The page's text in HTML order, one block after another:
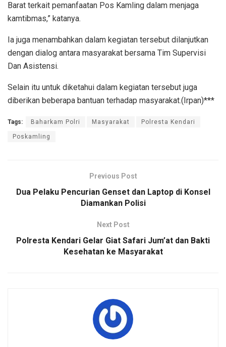
Barat terkait pemanfaatan Pos Kamling dalam menjaga
kamtibmas,” katanya.
Ia juga menambahkan dalam kegiatan tersebut dilanjutkan
dengan dialog antara masyarakat bersama Tim Supervisi
Dan Asistensi.
Selain itu untuk diketahui dalam kegiatan tersebut juga
diberikan beberapa bantuan terhadap masyarakat.(Irpan)***
Tags: Baharkam Polri Masyarakat Polresta Kendari
Poskamling
Previous Post
Dua Pelaku Pencurian Genset dan Laptop di Konsel
Diamankan Polisi
Next Post
Polresta Kendari Gelar Giat Safari Jum’at dan Bakti
Kesehatan ke Masyarakat